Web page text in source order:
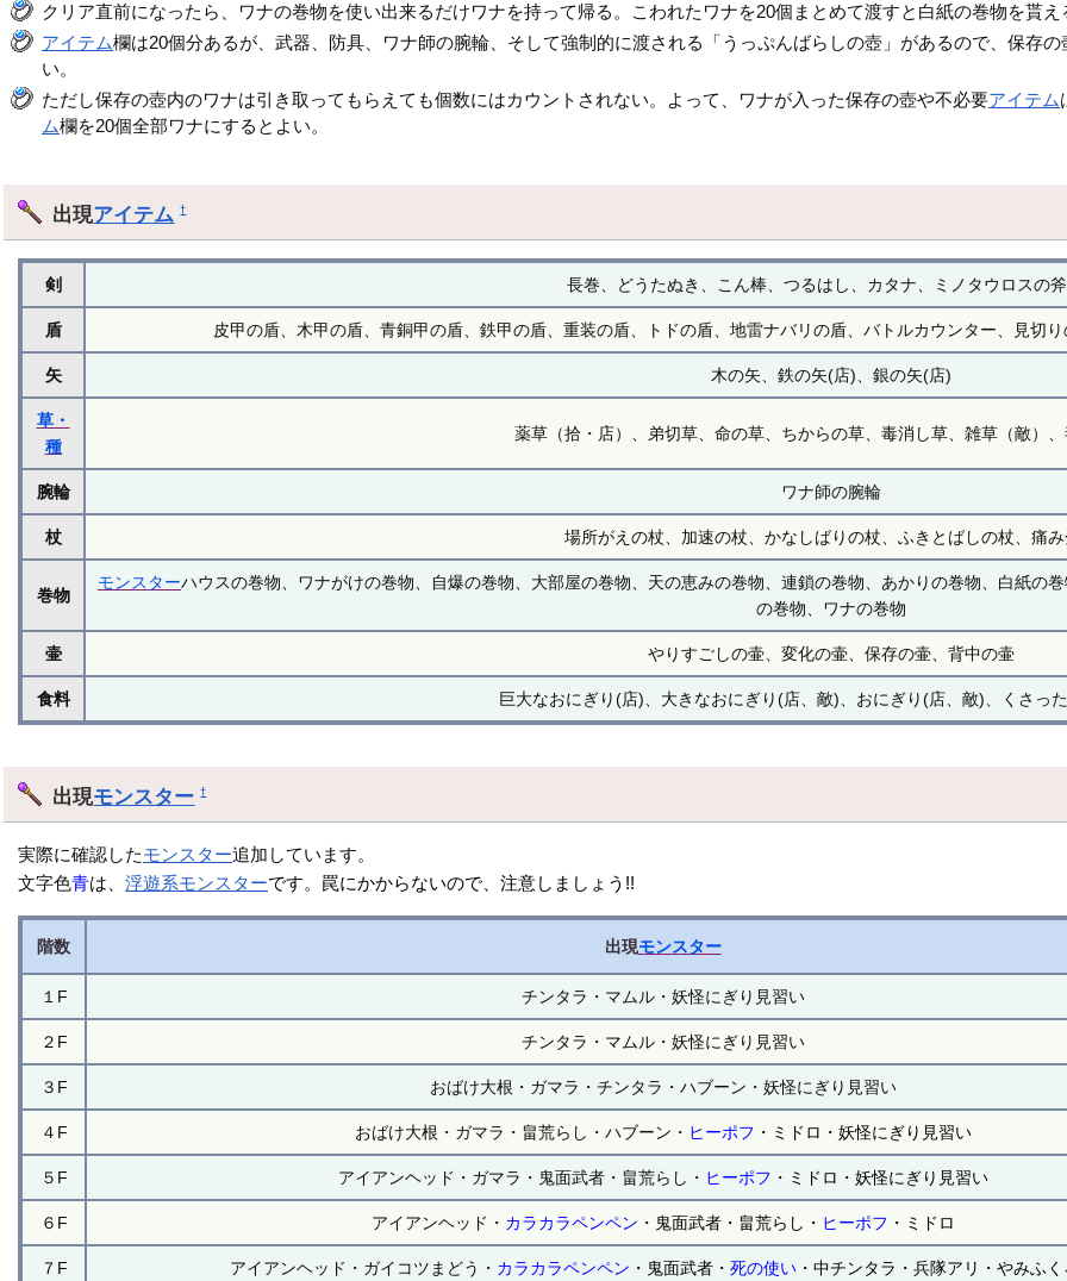
クリア直前になったら、ワナの巻物を使い出来るだけワナを持って帰る。こわれたワナを20個まとめて渡すと白紙の巻物を貰
アイテム欄は20個分あるが、武器、防具、ワナ師の腕輪、そして強制的に渡される「うっぷんばらしの壺」があるので、保存
い。
ただし保存の壺内のワナは引き取ってもらえても個数にはカウントされない。よって、ワナが入った保存の壺や不必要アイテム
ム欄を20個全部ワナにするとよい。
出現アイテム †
剣 長巻、どうたぬき、こん棒、つるはし、カタナ、ミノタウロスの
盾 皮甲の盾、木甲の盾、青銅甲の盾、鉄甲の盾、重装の盾、トドの盾、地雷ナバリの盾、バトルカウンター、見切
矢 木の矢、鉄の矢(店)、銀の矢(店)
草・
種
薬草（拾・店）、弟切草、命の草、ちからの草、毒消し草、雑草（敵）
腕輪 ワナ師の腕輪
杖 場所がえの杖、加速の杖、かなしばりの杖、ふきとばしの杖、痛
巻物
モンスターハウスの巻物、ワナがけの巻物、自爆の巻物、大部屋の巻物、天の恵みの巻物、連鎖の巻物、あかりの巻物、白紙の
の巻物、ワナの巻物
壷 やりすごしの壷、変化の壷、保存の壷、背中の壷
食料 巨大なおにぎり(店)、大きなおにぎり(店、敵)、おにぎり(店、敵)、くさっ
出現モンスター †
実際に確認したモンスター追加しています。
文字色青は、浮遊系モンスターです。罠にかからないので、注意しましょう!!
階数 出現モンスター
１F チンタラ・マムル・妖怪にぎり見習い
２F チンタラ・マムル・妖怪にぎり見習い
３F おばけ大根・ガマラ・チンタラ・ハブーン・妖怪にぎり見習い
４F おばけ大根・ガマラ・畠荒らし・ハブーン・ ヒーポフ ・ミドロ・妖怪にぎり見習い
５F アイアンヘッド・ガマラ・鬼面武者・畠荒らし・ ヒーポフ ・ミドロ・妖怪にぎり見習い
６F アイアンヘッド・ カラカラペンペン ・鬼面武者・畠荒らし・ ヒーポフ ・ミドロ
７F アイアンヘッド・ガイコツまどう・ カラカラペンペン ・鬼面武者・ 死の使い・中チンタラ・兵隊アリ・やみふく